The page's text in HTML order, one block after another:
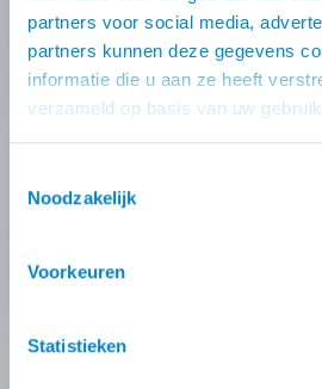
partners voor social media,
partners kunnen deze gegevens
informatie die u aan ze heeft
verzameld op basis van uw
Noodzakelijk
Voorkeuren
Statistieken
Nooit meer de
deals missen?
je eerste online bestelling van ons.
Ontvang onze nieuwsbrief